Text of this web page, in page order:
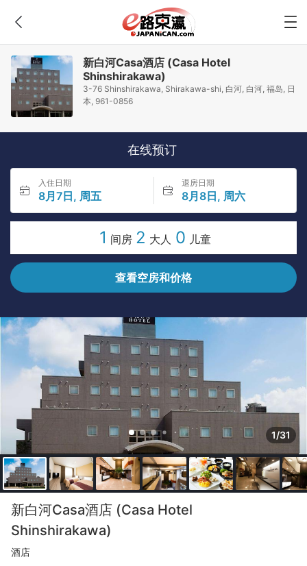
新白河Casa酒店 (Casa Hotel
Shinshirakawa)
3-76 Shinshirakawa, Shirakawa-shi, 白河, 白河, 福岛, 日
本, 961-0856
在线预订
入住日期
8月7日, 周五
退房日期
8月8日, 周六
1 间房 2 大人 0 儿童
查看空房和价格
1/31
新白河Casa酒店 (Casa Hotel
Shinshirakawa)
酒店